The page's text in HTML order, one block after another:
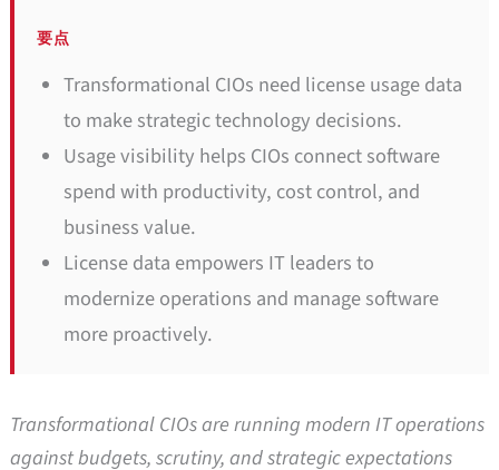
要点
Transformational CIOs need license usage data
to make strategic technology decisions.
Usage visibility helps CIOs connect software
spend with productivity, cost control, and
business value.
License data empowers IT leaders to
modernize operations and manage software
more proactively.
Transformational CIOs are running modern IT operations
against budgets, scrutiny, and strategic expectations